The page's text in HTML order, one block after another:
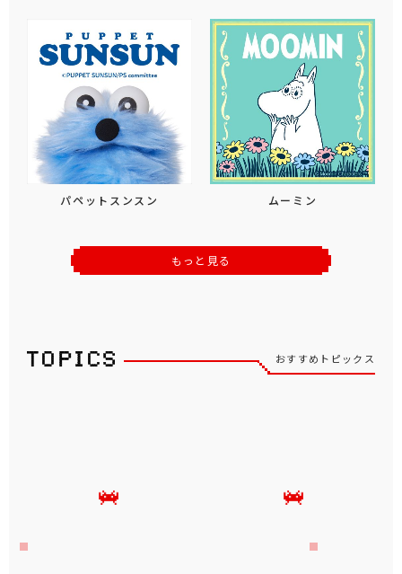
パペットスンスン ムーミン
もっと見る
おすすめトピックス